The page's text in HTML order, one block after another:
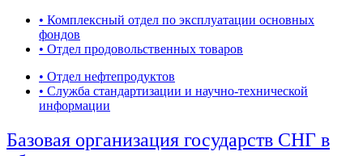
• Комплексный отдел по эксплуатации основных
фондов
• Отдел продовольственных товаров
• Отдел нефтепродуктов
• Служба стандартизации и научно-технической
информации
Базовая организация государств СНГ в